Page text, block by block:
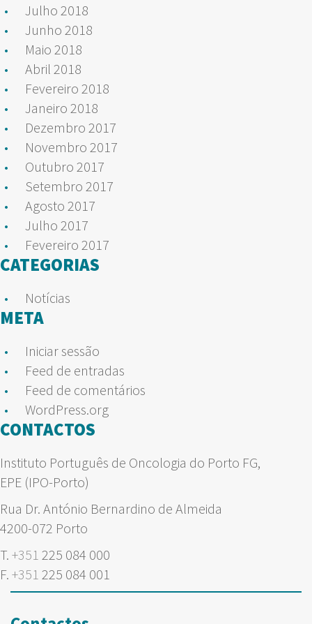
Julho 2018
Junho 2018
Maio 2018
Abril 2018
Fevereiro 2018
Janeiro 2018
Dezembro 2017
Novembro 2017
Outubro 2017
Setembro 2017
Agosto 2017
Julho 2017
Fevereiro 2017
CATEGORIAS
Notícias
META
Iniciar sessão
Feed de entradas
Feed de comentários
WordPress.org
CONTACTOS
Instituto Português de Oncologia do Porto FG,
EPE (IPO-Porto)
Rua Dr. António Bernardino de Almeida
4200-072 Porto
T. +351 225 084 000
F. +351 225 084 001